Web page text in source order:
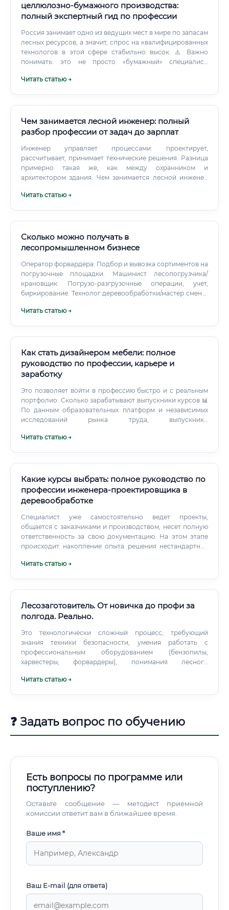
целлюлозно-бумажного производства:
полный экспертный гид по профессии
Россия занимает одно из ведущих мест в мире по запасам
лесных ресурсов, а значит, спрос на квалифицированных
технологов в этой сфере стабильно высок. ⚠️ Важно
понимать: это не просто «бумажный» специалист.
процессами, высокотехнологичным оборудованием,
Читать статью →
Чем занимается лесной инженер: полный
разбор профессии от задач до зарплат
Инженер управляет процессами: проектирует,
рассчитывает, принимает технические решения. Разница
примерно такая же, как между охранником и
архитектором здания. Чем занимается лесной инженер
— и получите разные ответы в зависимости от места
Читать статью →
Сколько можно получать в
лесопромышленном бизнесе
Оператор форвардера: Подбор и вывозка сортиментов на
погрузочные площадки. Машинист лесопогрузчика/
крановщик: Погрузо-разгрузочные операции, учет,
биркирование. Технолог деревообработки/мастер смены:
качества.
Читать статью →
Как стать дизайнером мебели: полное
руководство по профессии, карьере и
заработку
Это позволяет войти в профессию быстро и с реальным
портфолио. Сколько зарабатывают выпускники курсов 📊
По данным образовательных платформ и независимых
исследований рынка труда, выпускники
первого года после обучения зарабатывают следующие
Читать статью →
Какие курсы выбрать: полное руководство по
профессии инженера-проектировщика в
деревообработке
Специалист уже самостоятельно ведет проекты,
общается с заказчиками и производством, несет полную
ответственность за свою документацию. На этом этапе
происходит накопление опыта решения нестандартных
проектировщик.
Читать статью →
Лесозаготовитель. От новичка до профи за
полгода. Реально.
Это технологически сложный процесс, требующий
знания техники безопасности, умения работать с
профессиональным оборудованием (бензопилы,
харвестеры, форвардеры), понимания лесного
понимать: современный лесозаготовитель — это не
одном лице.
Читать статью →
❓ Задать вопрос по обучению
Есть вопросы по программе или
поступлению?
Оставьте сообщение — методист приемной
комиссии ответит вам в ближайшее время.
Ваше имя *
Ваш E-mail (для ответа)